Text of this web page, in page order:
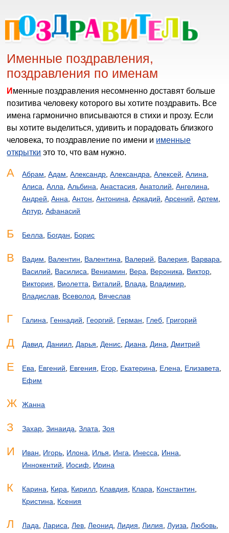
Именные поздравления,
поздравления по именам
Именные поздравления несомненно доставят больше
позитива человеку которого вы хотите поздравить. Все
имена гармонично вписываются в стихи и прозу. Если
вы хотите выделиться, удивить и порадовать близкого
человека, то поздравление по имени и именные
открытки это то, что вам нужно.
А Абрам ,Адам ,Александр ,Александра ,Алексей ,Алина
Алиса ,Алла ,Альбина ,Анастасия ,Анатолий ,Ангелина
Андрей ,Анна ,Антон ,Антонина ,Аркадий ,Арсений ,Артем
Артур ,Афанасий
Б Белла Богдан Борис
В Вадим Валентин Валентина Валерий Валерия Варвара
Василий
Василиса Вениамин Вера Вероника Виктор
Виктория
Виолетта Виталий Влада Владимир
Владислав Всеволод Вячеслав
Г Галина Геннадий Георгий Герман Глеб Григорий
Д Давид Даниил Дарья Денис Диана Дина Дмитрий
Е Ева Евгений Евгения Егор Екатерина Елена Елизавета
Ефим
Ж Жанна
З Захар ,Зинаида ,Злата ,Зоя
И Иван Игорь Илона Илья Инга Инесса Инна
Иннокентий
Иосиф Ирина
К Карина Кира Кирилл Клавдия Клара Константин
Кристина
Ксения
Л Лада ,Лариса ,Лев ,Леонид ,Лидия ,Лилия ,Луиза ,Любовь